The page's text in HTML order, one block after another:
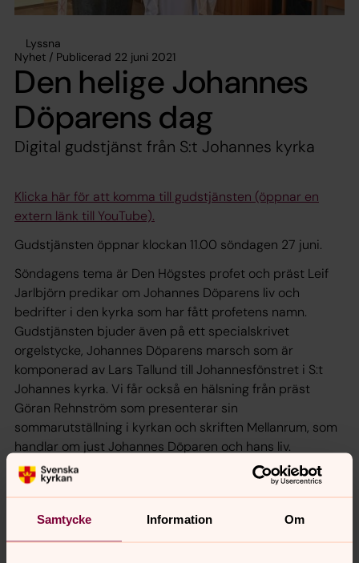
Samtycke Information Om
Lyssna
Nyhet / Publicerad 22 juni 2021
Den helige Johannes
Döparens dag
Digital gudstjänst från S:t Johannes kyrka
Klicka här för att komma till gudstjänsten (öppnar en
extern länk till YouTube).
Gudstjänsten öppnar klockan 11.00 söndagen 27 juni.
Söndagens tema är Den Högstes profet och präst Leif
Jarlbjörn predikar om Johannes Döparens liv och
bedrifter i den kyrka som har fått profetens namn.
Gudstjänsten bjuder även på ett specialskrivet
orgelstycke, Johannes Döparens marsch som är
komponerad av Lars Tallund till Johannesfönstret i S:t
Johannes kyrka. Vi får också en hälsning från präst
Göran Rehnström som presenterar sin
sommarutställning i kyrkan och skriften Mellanrum, som
handlar om just Johannes Döparen och hans liv.
Medverkar gör Marie Nilsson, David Löfgren, Leif
Jarlbjörn och Göran Rehnström.